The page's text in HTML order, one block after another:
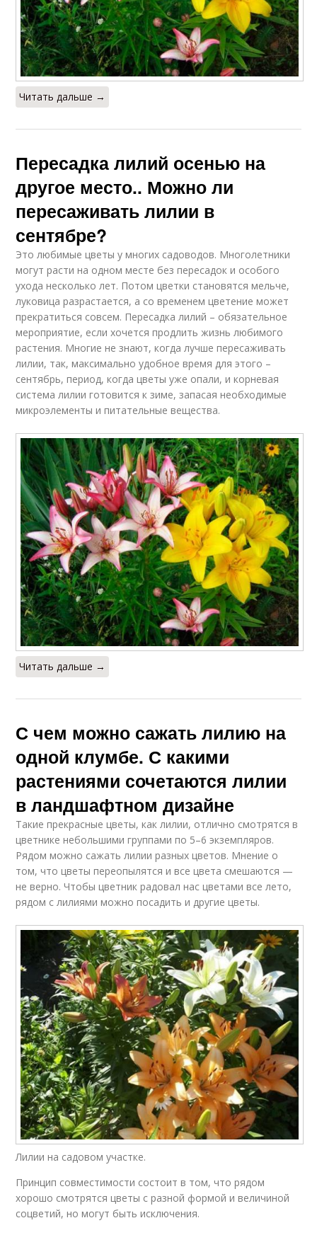
Читать дальше →
Пересадка лилий осенью на
другое место.. Можно ли
пересаживать лилии в
сентябре?
Это любимые цветы у многих садоводов. Многолетники
могут расти на одном месте без пересадок и особого
ухода несколько лет. Потом цветки становятся мельче,
луковица разрастается, а со временем цветение может
прекратиться совсем. Пересадка лилий – обязательное
мероприятие, если хочется продлить жизнь любимого
растения. Многие не знают, когда лучше пересаживать
лилии, так, максимально удобное время для этого –
сентябрь, период, когда цветы уже опали, и корневая
система лилии готовится к зиме, запасая необходимые
микроэлементы и питательные вещества.
Читать дальше →
С чем можно сажать лилию на
одной клумбе. С какими
растениями сочетаются лилии
в ландшафтном дизайне
Такие прекрасные цветы, как лилии, отлично смотрятся в
цветнике небольшими группами по 5–6 экземпляров.
Рядом можно сажать лилии разных цветов. Мнение о
том, что цветы переопылятся и все цвета смешаются —
не верно. Чтобы цветник радовал нас цветами все лето,
рядом с лилиями можно посадить и другие цветы.
Лилии на садовом участке.
Принцип совместимости состоит в том, что рядом
хорошо смотрятся цветы с разной формой и величиной
соцветий, но могут быть исключения.